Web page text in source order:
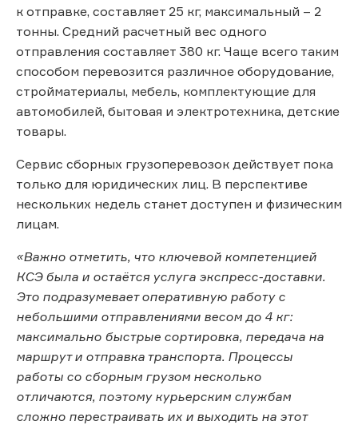
к отправке, составляет 25 кг, максимальный – 2
тонны. Средний расчетный вес одного
отправления составляет 380 кг. Чаще всего таким
способом перевозится различное оборудование,
стройматериалы, мебель, комплектующие для
автомобилей, бытовая и электротехника, детские
товары.
Сервис сборных грузоперевозок действует пока
только для юридических лиц. В перспективе
нескольких недель станет доступен и физическим
лицам.
«Важно отметить, что ключевой компетенцией
КСЭ была и остаётся услуга экспресс-доставки.
Это подразумевает оперативную работу с
небольшими отправлениями весом до 4 кг:
максимально быстрые сортировка, передача на
маршрут и отправка транспорта. Процессы
работы со сборным грузом несколько
отличаются, поэтому курьерским службам
сложно перестраивать их и выходить на этот